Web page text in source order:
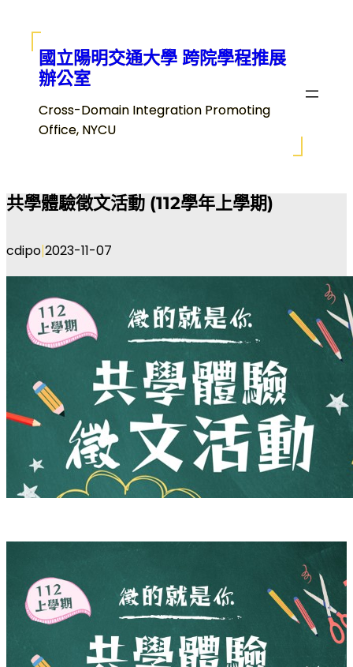
國立陽明交通大學 跨院學程推展
辦公室
Cross-Domain Integration Promoting
Office, NYCU
共學體驗徵文活動 (112學年上學期)
cdipo|2023-11-07